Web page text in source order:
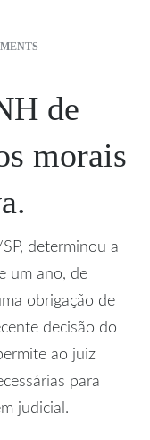
de
morais
determinou a
um ano, de
obrigação de
decisão do
ao juiz
para
judicial.